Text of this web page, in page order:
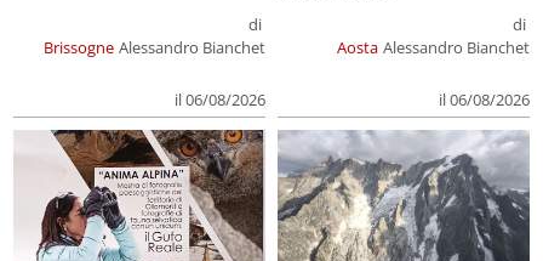
Brissogne
di
Alessandro Bianchet
il 06/08/2026
Aosta
di
Alessandro Bianchet
il 06/08/2026